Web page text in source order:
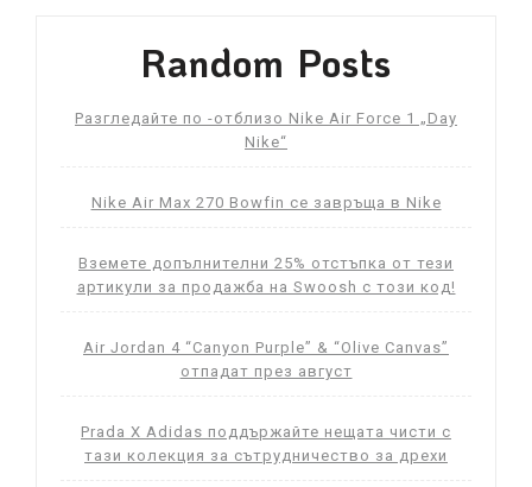
Random Posts
Разгледайте по -отблизо Nike Air Force 1 „Day
Nike“
Nike Air Max 270 Bowfin се завръща в Nike
Вземете допълнителни 25% отстъпка от тези
артикули за продажба на Swoosh с този код!
Air Jordan 4 “Canyon Purple” & “Olive Canvas”
отпадат през август
Prada X Adidas поддържайте нещата чисти с
тази колекция за сътрудничество за дрехи